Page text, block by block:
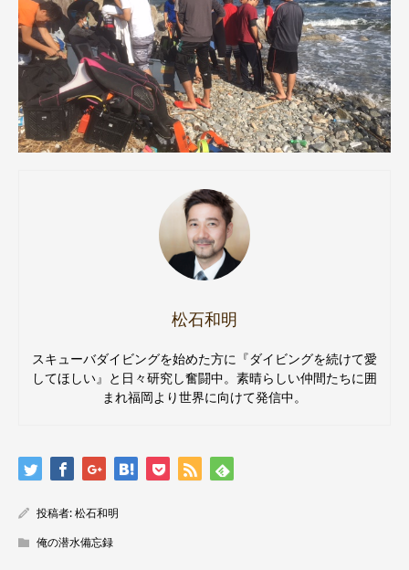
松石和明
スキューバダイビングを始めた方に『ダイビングを続けて愛
してほしい』と日々研究し奮闘中。素晴らしい仲間たちに囲
まれ福岡より世界に向けて発信中。
投稿者:松石和明
俺の潜水備忘録